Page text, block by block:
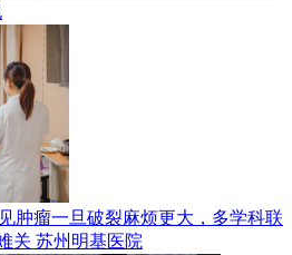
肿瘤一旦破裂麻烦更大，多学科联
关 苏州明基医院